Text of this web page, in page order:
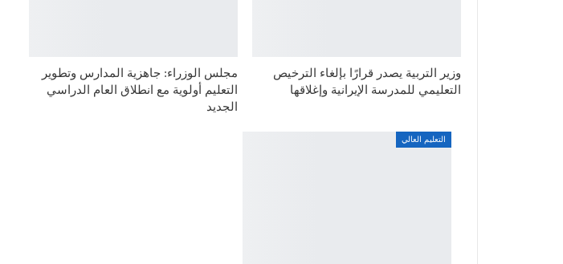
وزير التربية يصدر قرارًا بإلغاء الترخيص
التعليمي للمدرسة الإيرانية وإغلاقها
مجلس الوزراء: جاهزية المدارس وتطوير
التعليم أولوية مع انطلاق العام الدراسي
الجديد
التعليم العالي